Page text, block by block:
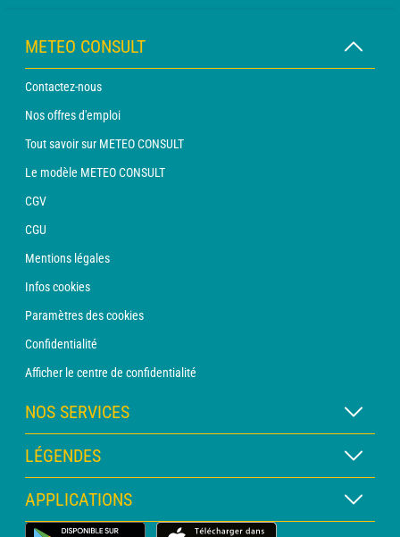
METEO CONSULT
Contactez-nous
Nos offres d'emploi
Tout savoir sur METEO CONSULT
Le modèle METEO CONSULT
CGV
CGU
Mentions légales
Infos cookies
Paramètres des cookies
Confidentialité
Afficher le centre de confidentialité
NOS SERVICES
Abonnement METEO Xpert
Abonnement METEO PRO
Consultation avec un prévisionniste
LÉGENDES
Légende des cartes
Légende des pictogrammes
APPLICATIONS